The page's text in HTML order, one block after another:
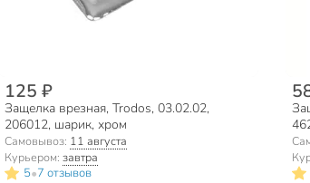
125 ₽
Защелка врезная, Trodos, 03.02.02,
206012, шарик, хром
Самовывоз: 11 августа
Курьером: завтра
5•7 отзывов